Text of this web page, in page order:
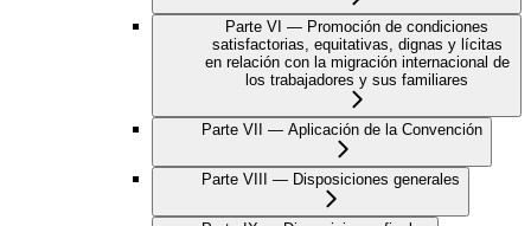
Parte VI — Promoción de condiciones
satisfactorias, equitativas, dignas y lícitas
en relación con la migración internacional de
los trabajadores y sus familiares
Parte VII — Aplicación de la Convención
Parte VIII — Disposiciones generales